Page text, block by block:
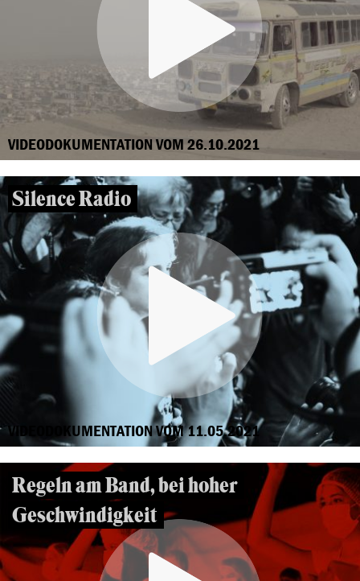
VIDEODOKUMENTATION VOM 26.10.2021
Silence Radio
VIDEODOKUMENTATION VOM 11.05.2021
Regeln am Band, bei hoher
Geschwindigkeit